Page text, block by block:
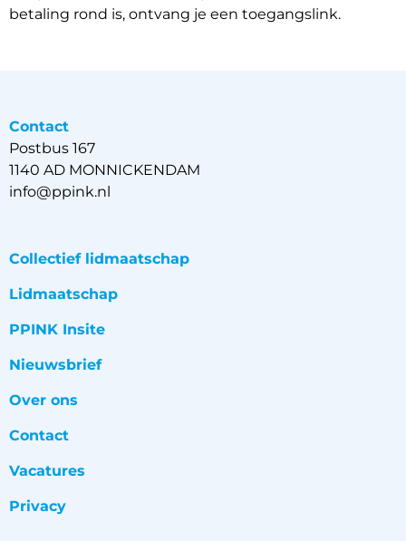
betaling rond is, ontvang je een toegangslink.
Contact
Postbus 167
1140 AD MONNICKENDAM
info@ppink.nl
Collectief lidmaatschap
Lidmaatschap
PPINK Insite
Nieuwsbrief
Over ons
Contact
Vacatures
Privacy